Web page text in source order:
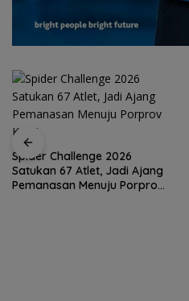
Spider Challenge 2026
Satukan 67 Atlet, Jadi Ajang
Pemanasan Menuju Porprov